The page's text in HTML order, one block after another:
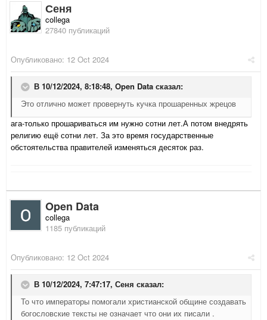
Сеня
collega
27840 публикаций
Опубликовано: 12 Oct 2024
В 10/12/2024, 8:18:48, Open Data сказал:
Это отлично может провернуть кучка прошаренных жрецов
ага-только прошариваться им нужно сотни лет.А потом внедрять
религию ещё сотни лет. За это время государственные
обстоятельства правителей изменяться десяток раз.
Open Data
collega
1185 публикаций
Опубликовано: 12 Oct 2024
В 10/12/2024, 7:47:17, Сеня сказал:
То что императоры помогали христианской общине создавать
богословские тексты не означает что они их писали .